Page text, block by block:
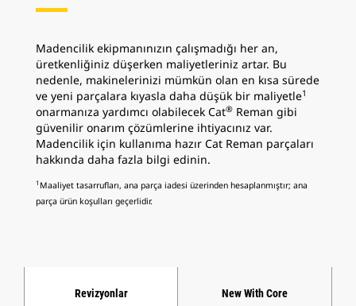
Madencilik ekipmanınızın çalışmadığı her an,
üretkenliğiniz düşerken maliyetleriniz artar. Bu
nedenle, makinelerinizi mümkün olan en kısa sürede
ve yeni parçalara kıyasla daha düşük bir maliyetle1
onarmanıza yardımcı olabilecek Cat® Reman gibi
güvenilir onarım çözümlerine ihtiyacınız var.
Madencilik için kullanıma hazır Cat Reman parçaları
hakkında daha fazla bilgi edinin.
1 Maaliyet tasarrufları, ana parça iadesi üzerinden hesaplanmıştır; ana
parça ürün koşulları geçerlidir.
Revizyonlar New With Core